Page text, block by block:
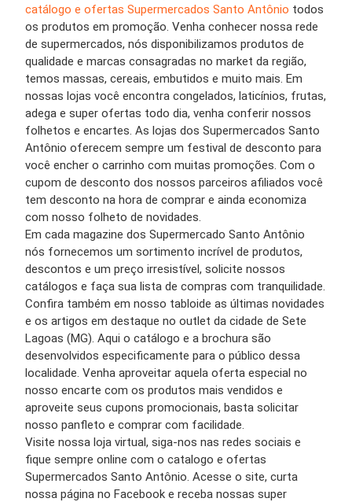
catálogo e ofertas Supermercados Santo Antônio todos
os produtos em promoção. Venha conhecer nossa rede
de supermercados, nós disponibilizamos produtos de
qualidade e marcas consagradas no market da região,
temos massas, cereais, embutidos e muito mais. Em
nossas lojas você encontra congelados, laticínios, frutas,
adega e super ofertas todo dia, venha conferir nossos
folhetos e encartes. As lojas dos Supermercados Santo
Antônio oferecem sempre um festival de desconto para
você encher o carrinho com muitas promoções. Com o
cupom de desconto dos nossos parceiros afiliados você
tem desconto na hora de comprar e ainda economiza
com nosso folheto de novidades.
Em cada magazine dos Supermercado Santo Antônio
nós fornecemos um sortimento incrível de produtos,
descontos e um preço irresistível, solicite nossos
catálogos e faça sua lista de compras com tranquilidade.
Confira também em nosso tabloide as últimas novidades
e os artigos em destaque no outlet da cidade de Sete
Lagoas (MG). Aqui o catálogo e a brochura são
desenvolvidos especificamente para o público dessa
localidade. Venha aproveitar aquela oferta especial no
nosso encarte com os produtos mais vendidos e
aproveite seus cupons promocionais, basta solicitar
nosso panfleto e comprar com facilidade.
Visite nossa loja virtual, siga-nos nas redes sociais e
fique sempre online com o catalogo e ofertas
Supermercados Santo Antônio. Acesse o site, curta
nossa página no Facebook e receba nossas super